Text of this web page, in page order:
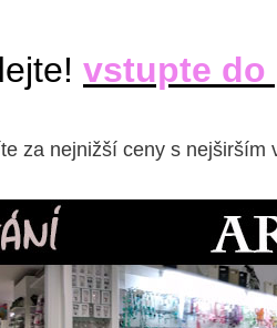
vstupte do
za nejnižší ceny s nejširším